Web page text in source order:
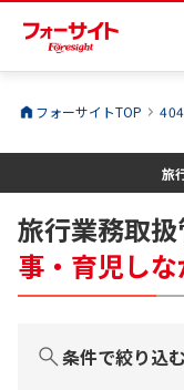
フォーサイトTOP 404
旅
旅行業務取
事・育児し
条件で絞り込